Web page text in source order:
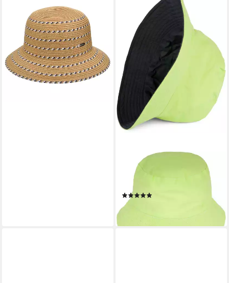
Sonnenhut Gil Strohhut Gil -
Sommerhut Strandhut
Sonnenhut mit Krempe
14,99 €
lieferbar - in 2-3 Werktagen bei dir
STYLEBREAKER
Fischerhut 2 in 1 Wende
Fischerhut (1-St)
23,95 €